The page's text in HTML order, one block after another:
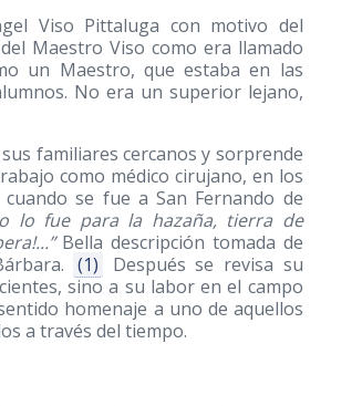
Viso Pittaluga con motivo del
Maestro Viso como era llamado
un Maestro, que estaba en las
No era un superior lejano,
familiares cercanos y sorprende
como médico cirujano, en los
se fue a San Fernando de
lo fue para la hazaña, tierra de
Bella descripción tomada de
(1)
Después se revisa su
sino a su labor en el campo
homenaje a uno de aquellos
a través del tiempo.